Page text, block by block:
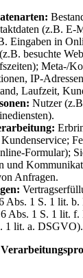
(z.B. E-
Eingaben in
besuchte
Meta-/
IP-
Laufzeit,
Nutzer
Formular);
und
Anfragen.
Abs. 1 S. 1 lit.
6 Abs. 1 S. 1 lit.
1 lit. a. DSGVO).